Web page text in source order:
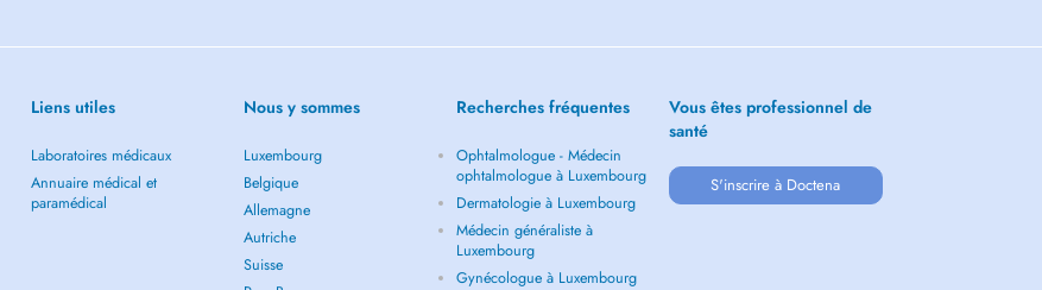
Liens utiles
Laboratoires médicaux
Annuaire médical et
paramédical
Nous y sommes
Luxembourg
Belgique
Allemagne
Autriche
Suisse
Recherches fréquentes
Ophtalmologue - Médecin
ophtalmologue à Luxembourg
Dermatologie à Luxembourg
Médecin généraliste à
Luxembourg
Gynécologue à Luxembourg
Vous êtes professionnel de
santé
S'inscrire à Doctena